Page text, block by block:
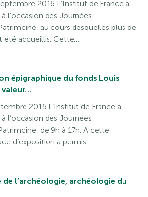
2016 L’Institut de France a
l’occasion des Journées
au cours desquelles plus de
accueillis. Cette…
épigraphique du fonds Louis
valeur…
2015 L’Institut de France a
l’occasion des Journées
de 9h à 17h. A cette
d’exposition a permis…
de l’archéologie, archéologie du